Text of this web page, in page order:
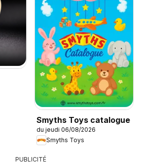
Smyths Toys catalogue
du jeudi 06/08/2026
Smyths Toys
PUBLICITÉ